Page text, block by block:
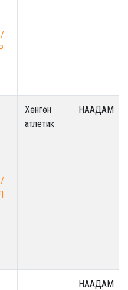
Хөнгөн
атлетик
НААДАМ
НААДАМ